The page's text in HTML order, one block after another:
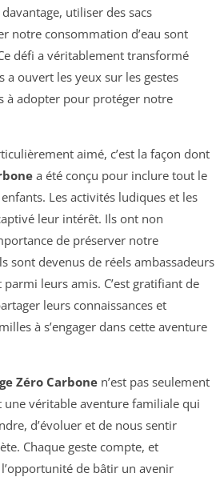
utiliser des sacs
notre consommation d’eau sont
défi a véritablement transformé
ouvert les yeux sur les gestes
à adopter pour protéger notre
aimé, c’est la façon dont
a été conçu pour inclure tout le
Les activités ludiques et les
leur intérêt. Ils ont non
de préserver notre
sont devenus de réels ambassadeurs
leurs amis. C’est gratifiant de
leurs connaissances et
à s’engager dans cette aventure
Zéro Carbone n’est pas seulement
une véritable aventure familiale qui
d’évoluer et de nous sentir
Chaque geste compte, et
de bâtir un avenir